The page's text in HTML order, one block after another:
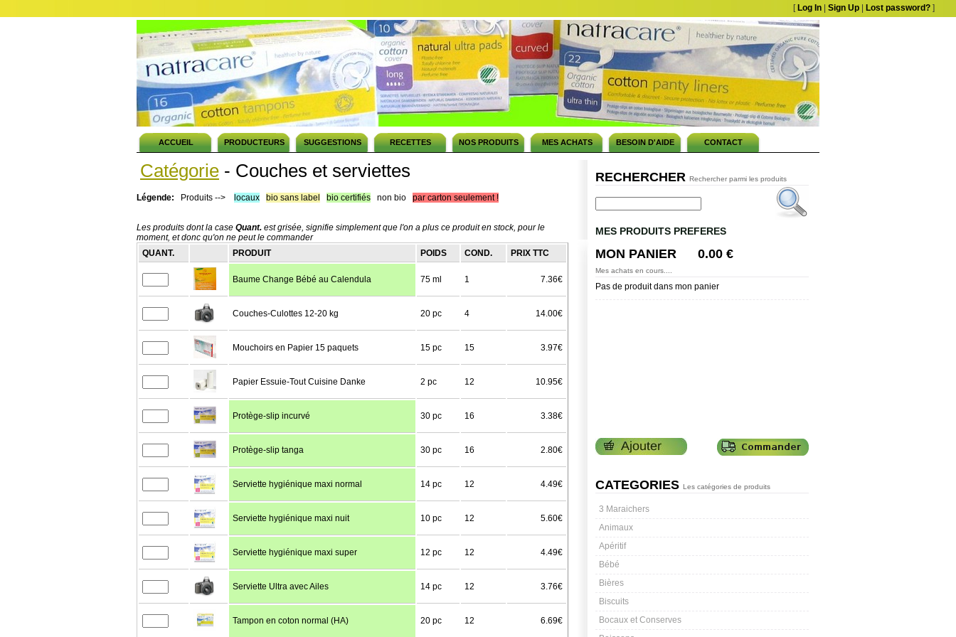
[ Log In Sign Up Lost password? ]
ACCUEIL PRODUCTEURS SUGGESTIONS RECETTES NOS PRODUITS MES ACHATS BESOIN D'AIDE CONTACT
Catégorie - Couches et serviettes
Légende: Produits --> locaux bio sans label bio certifiés non bio par carton seulement !
Les produits dont la case Quant. est grisée, signifie simplement que l'on a plus ce produit en stock, pour le
moment, et donc qu'on ne peut le commander
QUANT.
PRODUIT POIDS COND. PRIX TTC
Baume Change Bébé au Calendula 75 ml 1 7.36€
Couches-Culottes 12-20 kg 20 pc 4 14.00€
Mouchoirs en Papier 15 paquets 15 pc 15 3.97€
Papier Essuie-Tout Cuisine Danke 2 pc 12 10.95€
Protège-slip incurvé 30 pc 16 3.38€
Protège-slip tanga 30 pc 16 2.80€
Serviette hygiénique maxi normal 14 pc 12 4.49€
Serviette hygiénique maxi nuit 10 pc 12 5.60€
Serviette hygiénique maxi super 12 pc 12 4.49€
Serviette Ultra avec Ailes 14 pc 12 3.76€
Tampon en coton normal (HA) 20 pc 12 6.69€
RECHERCHER Rechercher parmi les produits
MES PRODUITS PREFERES
MON PANIER 0.00 €
Mes achats en cours....
Pas de produit dans mon panier
CATEGORIES Les catégories de produits
3 Maraichers
Animaux
Apéritif
Bébé
Bières
Biscuits
Bocaux et Conserves